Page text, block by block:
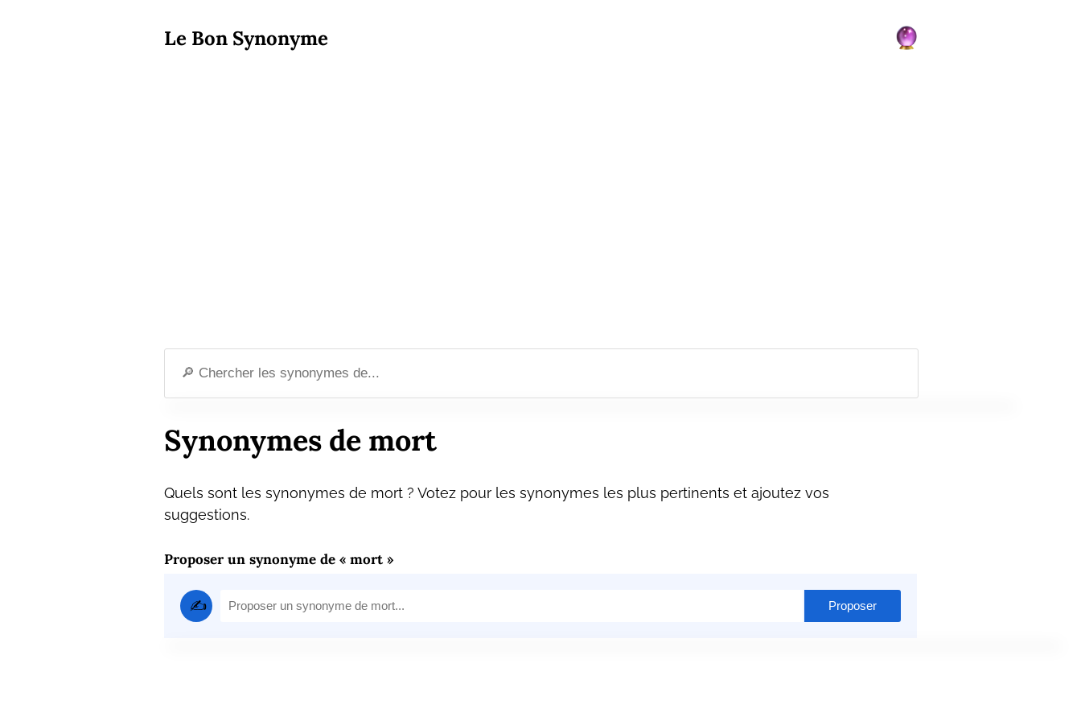
Le Bon Synonyme
Synonymes de mort
Quels sont les synonymes de mort ? Votez pour les synonymes les plus pertinents et ajoutez vos
suggestions.
Proposer un synonyme de « mort »
✍️